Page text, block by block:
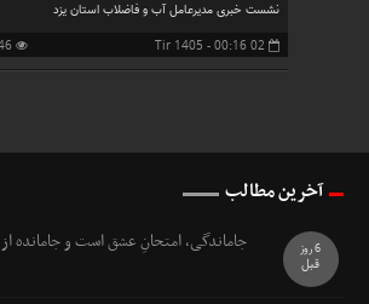
نشست خبری مدیرعامل آب و فاضلاب استان یزد
02 Tir 1405 - 00:16 4746 بازدید
آخرین مطالب
جاماندگی، امتحانِ عشق است و جامانده 6 روز
قبل